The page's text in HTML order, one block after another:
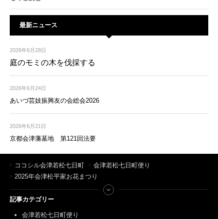
最新ニュース
2026年6月28日
庭のモミの木を伐採する
2026年6月24日
あいづ芸妓振興友の会総会2026
2026年6月21日
京都会津藩墓地 第121回法要
ココシル会津若松七日町
会津若松七日町便り
2025年会津松平家お花まつり
記事カテゴリー
会津若松七日町便り